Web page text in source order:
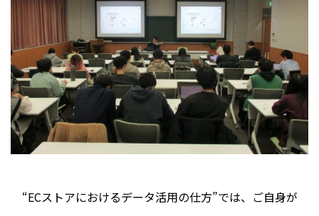
“ECストアにおけるデータ活用の仕方”では、ご自身が